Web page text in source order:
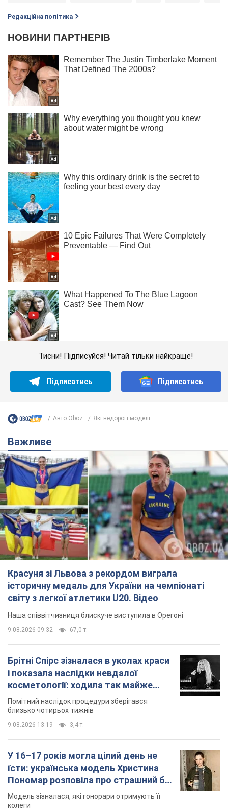
Редакційна політика
Тисни! Підписуйся! Читай тільки найкраще!
Підписатись Підписатись
Авто Oboz Які недорогі моделі...
Важливе
Красуня зі Львова з рекордом виграла
історичну медаль для України на чемпіонаті
світу з легкої атлетики U20. Відео
Наша співвітчизниця блискуче виступила в Орегоні
9.08.2026 09:32 67,0 т.
Брітні Спірс зізналася в уколах краси
і показала наслідки невдалої
косметології: ходила так майже
місяць
Помітний наслідок процедури зберігався
близько чотирьох тижнів
9.08.2026 13:19 3,4 т.
У 16–17 років могла цілий день не
їсти: українська модель Христина
Пономар розповіла про страшний бік
модельної кар’єри
Модель зізналася, які гонорари отримують її
колеги